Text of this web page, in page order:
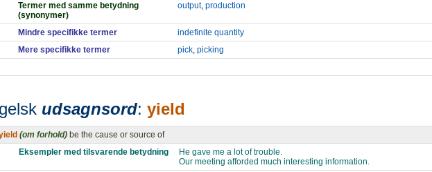
Termer med samme betydning
(synonymer)
output, production
Mindre specifikke termer
indefinite quantity
Mere specifikke termer
pick, picking
udsagnsord: yield
(om forhold) be the cause or source of
Eksempler med tilsvarende betydning
He gave me a lot of trouble.
Our meeting afforded much interesting information.